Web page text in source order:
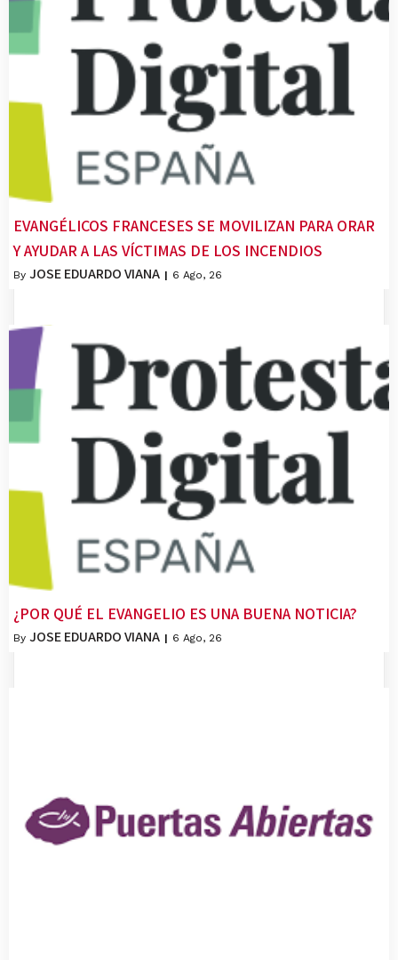
EVANGÉLICOS FRANCESES SE MOVILIZAN PARA ORAR
Y AYUDAR A LAS VÍCTIMAS DE LOS INCENDIOS
By JOSE EDUARDO VIANA | 6 Ago, 26
¿POR QUÉ EL EVANGELIO ES UNA BUENA NOTICIA?
By JOSE EDUARDO VIANA | 6 Ago, 26